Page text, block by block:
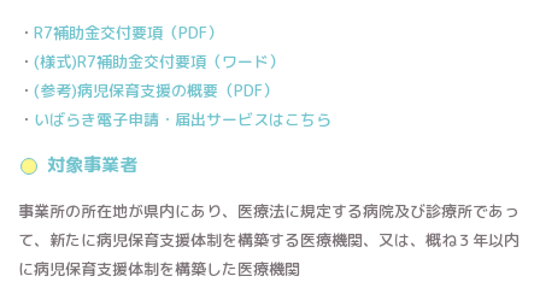
・ R7補助金交付要項（PDF）
・ (様式)R7補助金交付要項（ワード）
・ (参考)病児保育支援の概要（PDF）
・ いばらき電子申請・届出サービスはこちら
対象事業者
事業所の所在地が県内にあり、医療法に規定する病院及び診療所であっ
て、新たに病児保育支援体制を構築する医療機関、又は、概ね３年以内
に病児保育支援体制を構築した医療機関